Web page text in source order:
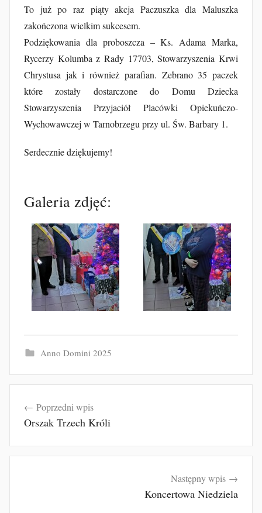
To już po raz piąty akcja Paczuszka dla Maluszka
zakończona wielkim sukcesem.
Podziękowania dla proboszcza – Ks. Adama Marka,
Rycerzy Kolumba z Rady 17703, Stowarzyszenia Krwi
Chrystusa jak i również parafian. Zebrano 35 paczek
które zostały dostarczone do Domu Dziecka
Stowarzyszenia Przyjaciół Placówki Opiekuńczo-
Wychowawczej w Tarnobrzegu przy ul. Św. Barbary 1.
Serdecznie dziękujemy!
Galeria zdjęć:
Anno Domini 2025
wpisuPoprzedni wpis
Orszak Trzech Króli
Następny wpis
Koncertowa Niedziela